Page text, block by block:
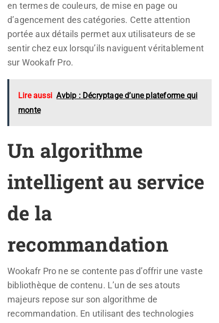
en termes de couleurs, de mise en page ou
d’agencement des catégories. Cette attention
portée aux détails permet aux utilisateurs de se
sentir chez eux lorsqu’ils naviguent véritablement
sur Wookafr Pro.
Lire aussi Avbip : Décryptage d’une plateforme qui
monte
Un algorithme
intelligent au service
de la
recommandation
Wookafr Pro ne se contente pas d’offrir une vaste
bibliothèque de contenu. L’un de ses atouts
majeurs repose sur son algorithme de
recommandation. En utilisant des technologies